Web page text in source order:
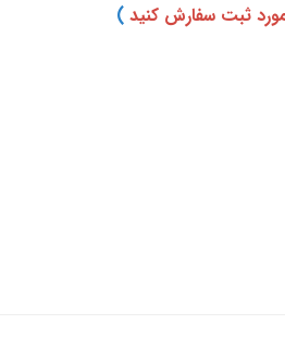
ثبت سفارش کنید )